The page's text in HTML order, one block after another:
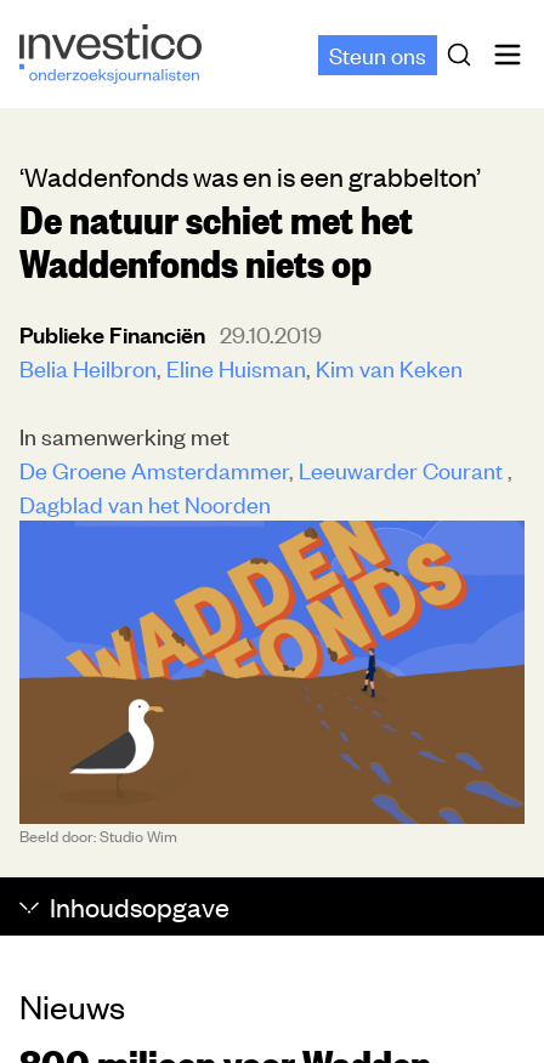
Steun ons
‘Waddenfonds was en is een grabbelton’
De natuur schiet met het
Waddenfonds niets op
Publieke Financiën 29.10.2019
Belia Heilbron Eline Huisman Kim van Keken
In samenwerking met
De Groene Amsterdammer Leeuwarder Courant
Dagblad van het Noorden
Beeld door: Studio Wim
Inhoudsopgave
Nieuws